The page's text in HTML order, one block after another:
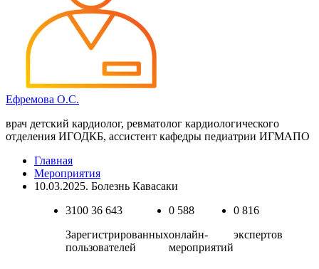
Ефремова О.С.
врач детский кардиолог, ревматолог кардиологического
отделения ИГОДКБ, ассистент кафедры педиатрии ИГМАПО
Главная
Мероприятия
10.03.2025. Болезнь Кавасаки
3100 36 643
Зарегистрированных
пользователей
0 588
онлайн-
мероприятий
0 816
экспертов